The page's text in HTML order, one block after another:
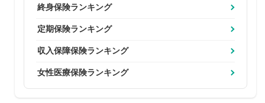
終身保険ランキング
定期保険ランキング
収入保障保険ランキング
女性医療保険ランキング